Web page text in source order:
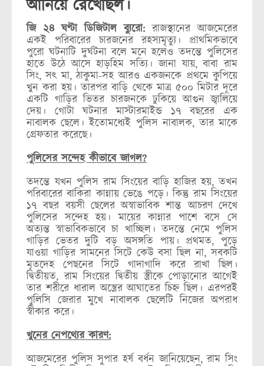
আনিয়ে রেখেছিল।
জি ২৪ ঘণ্টা ডিজিটাল ব্যুরো: রাজস্থানের আজমেরের
একই পরিবারের চারজনের রহস্যমৃত্যু। প্রাথমিকভাবে
পুরো ঘটনাটি দুর্ঘটনা বলে মনে হলেও তদন্তে পুলিসের
হাতে উঠে আসে হাড়হিম সত্যি। জানা যায়, বাবা রাম
সিং, সত্‍ মা, ঠাকুমা-সহ আরও একজনকে প্রথমে কুপিয়ে
খুন করা হয়। তারপর বাড়ি থেকে মাত্র ৫০০ মিটার দূরে
একটি গাড়ির ভিতর চারজনকে ঢুকিয়ে আগুন জ্বালিয়ে
দেয়। গোটা ঘটনার মাস্টারমাইন্ড ১৭ বছরের এক
নাবালক ছেলে। ইতোমধ্যেই পুলিস নাবালক, তার মাকে
গ্রেফতার করেছে।
পুলিসের সন্দেহ কীভাবে জাগল?
তদন্তে যখন পুলিস রাম সিংয়ের বাড়ি হাজির হয়, তখন
পরিবারের বাকিরা কান্নায় ভেঙে পড়ে। কিন্তু রাম সিংয়ের
১৭ বছর বয়সী ছেলের অস্বাভাবিক শান্ত আচরণ দেখে
পুলিসের সন্দেহ হয়। মায়ের কান্নার পাশে বসে সে
অত্যন্ত স্বাভাবিকভাবে চা খাচ্ছিল। তদন্তে নেমে পুলিস
গাড়ির ভেতর দুটি বড় অসঙ্গতি পায়। প্রথমত, পুড়ে
যাওয়া গাড়ির সামনের সিটে কেউ বসা ছিল না, সবকটি
মৃতদেহ পেছনের সিটে গাদাগাদি করে রাখা ছিল।
দ্বিতীয়ত, রাম সিংয়ের দ্বিতীয় স্ত্রীকে পোড়ানোর আগেই
তার শরীরে ধারাল অস্ত্রের আঘাতের চিহ্ন ছিল। এরপরই
পুলিসি জেরার মুখে নাবালক ছেলেটি নিজের অপরাধ
স্বীকার করে।
খুনের নেপথ্যের কারণ:
আজমেরের পুলিস সুপার হর্ষ বর্ধন জানিয়েছেন, রাম সিং